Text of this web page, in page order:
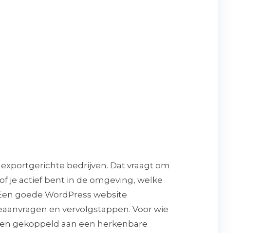
bedrijven. Dat vraagt om
je actief bent in de omgeving, welke
goede WordPress website
en vervolgstappen. Voor wie
gekoppeld aan een herkenbare